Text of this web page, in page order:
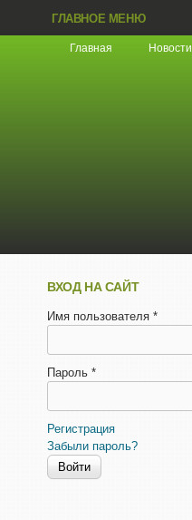
ГЛАВНОЕ МЕНЮ
Главная Новости
ВХОД НА САЙТ
Имя пользователя *
Пароль *
Регистрация
Забыли пароль?